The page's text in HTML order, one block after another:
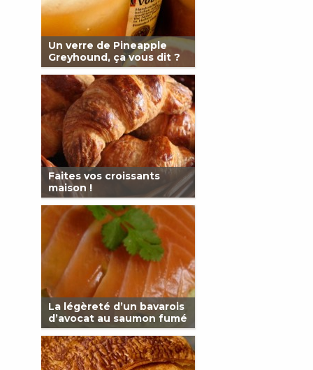
Un verre de Pineapple
Greyhound, ça vous dit ?
Faites vos croissants
maison !
La légèreté d’un bavarois
d’avocat au saumon fumé